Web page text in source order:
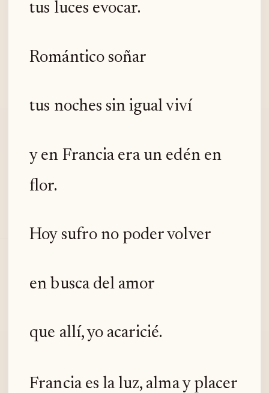
tus luces evocar.
Romántico soñar
tus noches sin igual viví
y en Francia era un edén en
flor.
Hoy sufro no poder volver
en busca del amor
que allí, yo acaricié.
Francia es la luz, alma y placer